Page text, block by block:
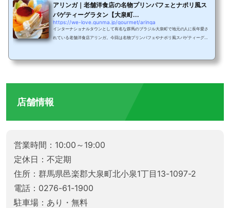
アリンガ｜老舗洋食店の名物プリンパフェとナポリ風ス
パゲティーグラタン【大泉町...
https://we-love.gunma.jp/gourmet/aringa
インターナショナルタウンとして有名な群馬のブラジル大泉町で地元の人に長年愛さ
れている老舗洋食店アリンガ。今回は名物プリンパフェやナポリ風スパゲティーグラ
の扉に書かれた「レストラン＆スイーツカフェ」の文字。楽しみです。店内の様子地
店舗情報
営業時間：10:00～19:00
定休日：不定期
住所：群馬県邑楽郡大泉町北小泉1丁目13-1097-2
電話：0276-61-1900
駐車場：あり・無料